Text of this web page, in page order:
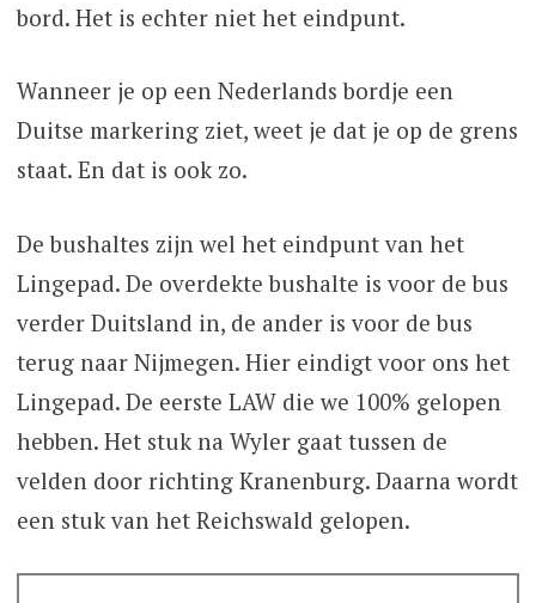
bord. Het is echter niet het eindpunt.
Wanneer je op een Nederlands bordje een
Duitse markering ziet, weet je dat je op de grens
staat. En dat is ook zo.
De bushaltes zijn wel het eindpunt van het
Lingepad. De overdekte bushalte is voor de bus
verder Duitsland in, de ander is voor de bus
terug naar Nijmegen. Hier eindigt voor ons het
Lingepad. De eerste LAW die we 100% gelopen
hebben. Het stuk na Wyler gaat tussen de
velden door richting Kranenburg. Daarna wordt
een stuk van het Reichswald gelopen.